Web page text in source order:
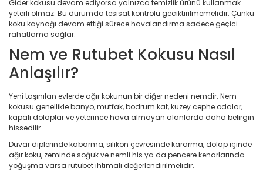
Gider kokusu devam ediyorsa yalnızca temizlik ürünü kullanmak
yeterli olmaz. Bu durumda tesisat kontrolü geciktirilmemelidir. Çünkü
koku kaynağı devam ettiği sürece havalandırma sadece geçici
rahatlama sağlar.
Nem ve Rutubet Kokusu Nasıl
Anlaşılır?
Yeni taşınılan evlerde ağır kokunun bir diğer nedeni nemdir. Nem
kokusu genellikle banyo, mutfak, bodrum kat, kuzey cephe odalar,
kapalı dolaplar ve yeterince hava almayan alanlarda daha belirgin
hissedilir.
Duvar diplerinde kabarma, silikon çevresinde kararma, dolap içinde
ağır koku, zeminde soğuk ve nemli his ya da pencere kenarlarında
yoğuşma varsa rutubet ihtimali değerlendirilmelidir.